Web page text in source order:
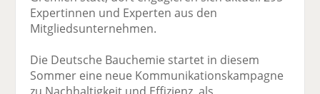
Expertinnen und Experten aus den
Mitgliedsunternehmen.
Die Deutsche Bauchemie startet in diesem
Sommer eine neue Kommunikationskampagne